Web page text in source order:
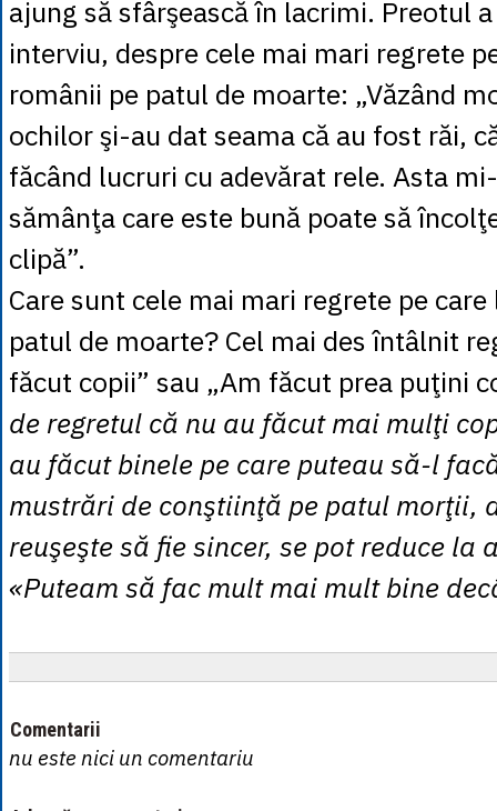
1 XDR= 5.9383
1 ZAR= 0.2318
ajung să sfârşească în lacrimi. Preotul
interviu, despre cele mai mari regrete
românii pe patul de moarte: „Văzând
ochilor şi-au dat seama că au fost răi,
făcând lucruri cu adevărat rele. Asta
sămânţa care este bună poate să
clipă”.
Care sunt cele mai mari regrete pe
patul de moarte? Cel mai des întâlnit
făcut copii” sau „Am făcut prea puţini
de regretul că nu au făcut mai mulţi
au făcut binele pe care puteau să-l
mustrări de conştiinţă pe patul morţii,
reuşeşte să fie sincer, se pot reduce la
«Puteam să fac mult mai mult bine
Comentarii
nu este nici un comentariu